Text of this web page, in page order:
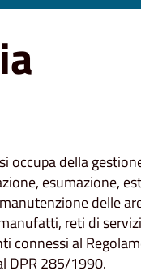
occupa della
esumazione,
delle
reti di
connessi al
DPR 285/1990.